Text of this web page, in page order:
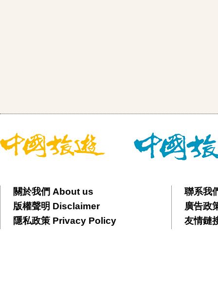
關於我們 About us
版權聲明 Disclaimer
隱私政策 Privacy Policy
聯系我
廣告政
友情鏈